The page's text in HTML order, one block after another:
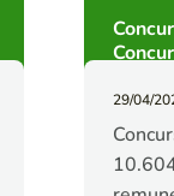
29/04/